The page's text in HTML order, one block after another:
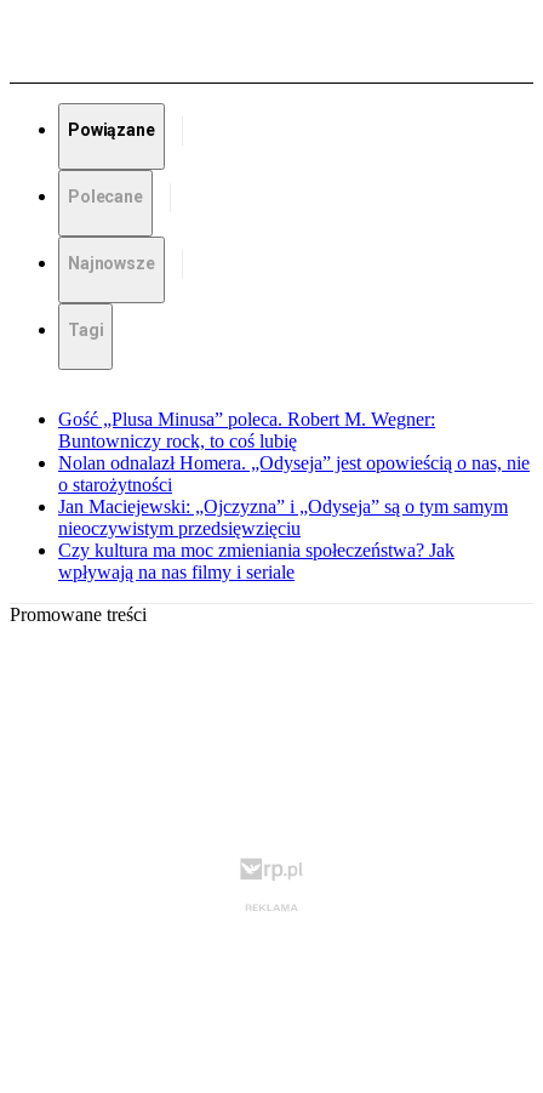
Powiązane
Polecane
Najnowsze
Tagi
Gość „Plusa Minusa” poleca. Robert M. Wegner:
Buntowniczy rock, to coś lubię
Nolan odnalazł Homera. „Odyseja” jest opowieścią o nas, nie
o starożytności
Jan Maciejewski: „Ojczyzna” i „Odyseja” są o tym samym
nieoczywistym przedsięwzięciu
Czy kultura ma moc zmieniania społeczeństwa? Jak
wpływają na nas filmy i seriale
Promowane treści